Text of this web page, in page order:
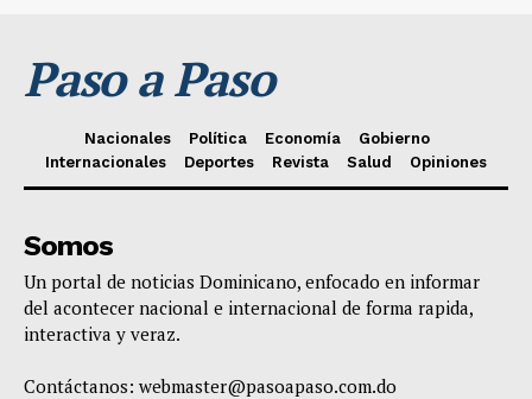
Paso a Paso
Nacionales Política Economía
Gobierno
Internacionales
Deportes Revista Salud Opiniones
Somos
Un portal de noticias Dominicano, enfocado en informar
del acontecer nacional e internacional de forma rapida,
interactiva y veraz.
Contáctanos: webmaster@pasoapaso.com.do